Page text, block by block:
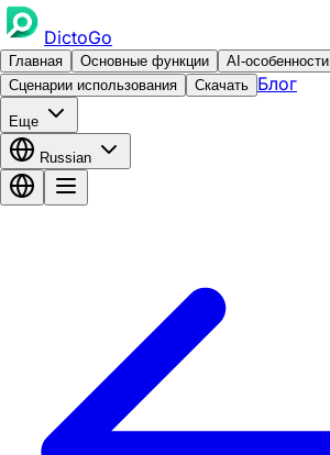
DictoGo
Главная Основные функции
AI-особенности
Сценарии использования
Скачать Блог
Еще
Russian